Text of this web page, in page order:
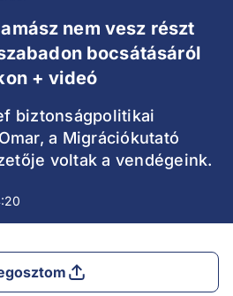
nem vesz részt
bocsátásáról
+ videó
biztonságpolitikai
a Migrációkutató
voltak a vendégeink.